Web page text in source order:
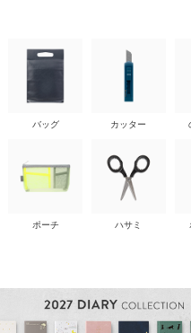
バッグ
ポーチ
カッター
ハサミ